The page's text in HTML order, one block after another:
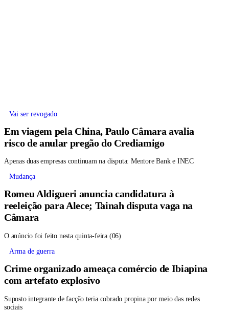
Vai ser revogado
Em viagem pela China, Paulo Câmara avalia
risco de anular pregão do Crediamigo
Apenas duas empresas continuam na disputa: Mentore Bank e INEC
Mudança
Romeu Aldigueri anuncia candidatura à
reeleição para Alece; Tainah disputa vaga na
Câmara
O anúncio foi feito nesta quinta-feira (06)
Arma de guerra
Crime organizado ameaça comércio de Ibiapina
com artefato explosivo
Suposto integrante de facção teria cobrado propina por meio das redes
sociais